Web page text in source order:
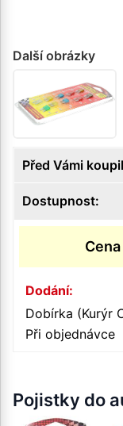
Další obrázky
Před Vámi
Dostupnost:
Cena
Dodání:
Dobírka (Kurýr
Při objednávce
Pojistky do